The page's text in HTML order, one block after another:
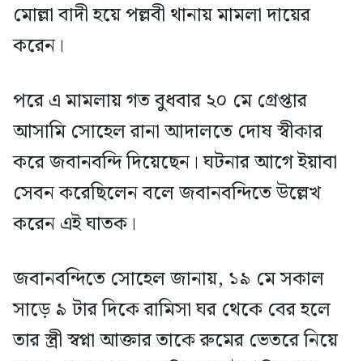
মোল্লা বাদী হয়ে পল্লবী থানায় মামলা দায়ের
করেন।
পরে এ মামলায় গত বুধবার ২০ মে গ্রেপ্তার
আসামি সোহেল রানা আদালতে দোষ স্বীকার
করে জবানবন্দি দিয়েছেন। ঘটনার আগে ইয়াবা
সেবন করেছিলেন বলে জবানবন্দিতে উল্লেখ
করেন এই ঘাতক।
জবানবন্দিতে সোহেল জানায়, ১৯ মে সকাল
সাড়ে ৯ টার দিকে রামিসা ঘর থেকে বের হলে
তার স্ত্রী স্বপ্না আক্তার তাকে রুমের ভেতরে নিয়ে